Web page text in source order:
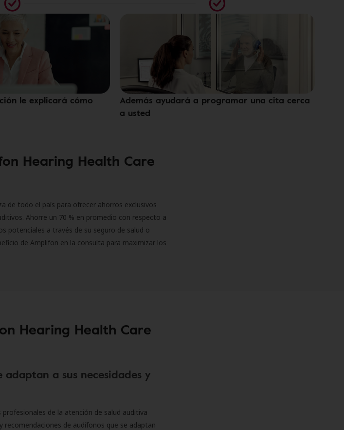
le explicará cómo
Además ayudará a programar una cita cerca
a usted
Hearing Health Care
de todo el país para ofrecer ahorros exclusivos
Ahorre un 70 % en promedio con respecto a
potenciales a través de su seguro de salud o
de Amplifon en la consulta para maximizar los
Hearing Health Care
adaptan a sus necesidades y
de la atención de salud auditiva
recomendaciones de audífonos que se adaptan